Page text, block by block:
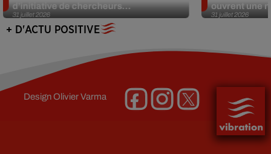
31 juillet 2026
d’initiative de chercheurs...
31 juillet 2026
ouvrent une
+ D'ACTU POSITIVE
DesignOlivier Varma